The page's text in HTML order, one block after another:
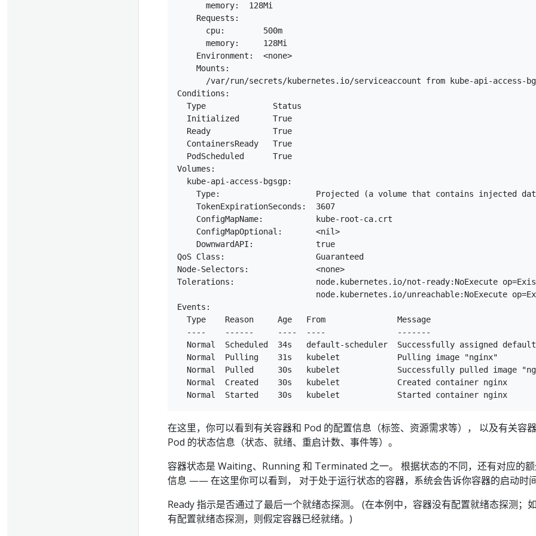
      memory:  128Mi
    Requests:
      cpu:        500m
      memory:     128Mi
    Environment:  <none>
    Mounts:
/var/run/secrets/kubernetes.io/serviceaccount from kube-api-access-
Conditions:
  Type              Status
  Initialized       True
  Ready             True
  ContainersReady   True
  PodScheduled      True
Volumes:
  kube-api-access-bgsgp:
Type:                    Projected (a volume that contains injected
    TokenExpirationSeconds:  3607
    ConfigMapName:           kube-root-ca.crt
    ConfigMapOptional:       <nil>
    DownwardAPI:             true
QoS Class:                   Guaranteed
Node-Selectors:              <none>
Tolerations:                 node.kubernetes.io/not-ready:NoExecute
node.kubernetes.io/unreachable:NoExecute
Events:
  Type    Reason     Age   From               Message
  ----    ------     ----  ----               -------
Normal  Scheduled  34s   default-scheduler  Successfully assigned
  Normal  Pulling    31s   kubelet            Pulling image "nginx"
Normal  Pulled     30s   kubelet            Successfully pulled image
  Normal  Created    30s   kubelet            Created container nginx
在这里，你可以看到有关容器和 Pod 的配置信息（标签、资源需求等）， 以及有关容
Pod 的状态信息（状态、就绪、重启计数、事件等）。
容器状态是 Waiting、Running 和 Terminated 之一。 根据状态的不同，还有对应的
信息 —— 在这里你可以看到， 对于处于运行状态的容器，系统会告诉你容器的启动时
Ready 指示是否通过了最后一个就绪态探测。 (在本例中，容器没有配置就绪态探测；
有配置就绪态探测，则假定容器已经就绪。)